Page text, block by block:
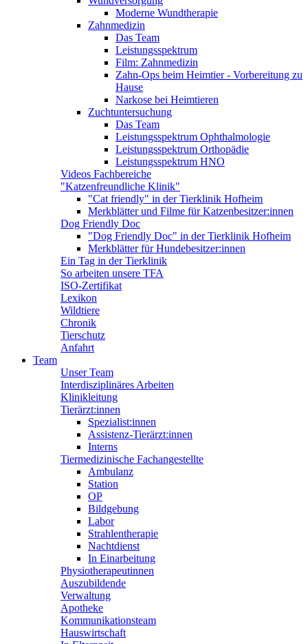
Moderne Wundtherapie
Zahnmedizin
Das Team
Leistungsspektrum
Film: Zahnmedizin
Zahn-Ops beim Heimtier - Vorbereitung zu
Hause
Narkose bei Heimtieren
Zuchtuntersuchung
Das Team
Leistungsspektrum Ophthalmologie
Leistungsspektrum Orthopädie
Leistungsspektrum HNO
Videos Fachbereiche
"Katzenfreundliche Klinik"
"Cat friendly" in der Tierklinik Hofheim
Merkblätter und Filme für Katzenbesitzer:innen
Dog Friendly Doc
"Dog Friendly Doc" in der Tierklinik Hofheim
Merkblätter für Hundebesitzer:innen
Ein Tag in der Tierklinik
So arbeiten unsere TFA
ISO-Zertifikat
Lexikon
Wildtiere
Chronik
Tierschutz
Anfahrt
Team
Unser Team
Interdisziplinäres Arbeiten
Klinikleitung
Tierärzt:innen
Spezialist:innen
Assistenz-Tierärzt:innen
Interns
Tiermedizinische Fachangestellte
Ambulanz
Station
OP
Bildgebung
Labor
Strahlentherapie
Nachtdienst
In Einarbeitung
Physiotherapeutinnen
Auszubildende
Verwaltung
Apotheke
Kommunikationsteam
Hauswirtschaft